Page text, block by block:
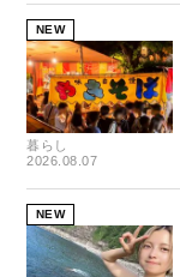
NEW
暮らし
2026.08.07
NEW